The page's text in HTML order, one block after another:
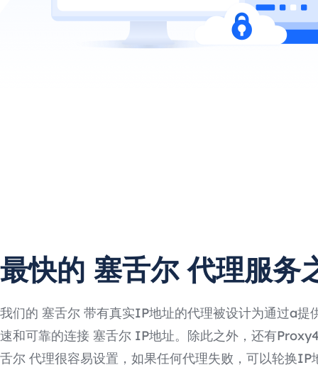
最快的 塞舌尔 代理服务
我们的 塞舌尔 带有真实IP地址的代理被设计为通过a提
速和可靠的连接 塞舌尔 IP地址。除此之外，还有
舌尔 代理很容易设置，如果任何代理失败，可以轮换IP